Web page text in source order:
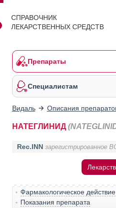
СПРАВОЧНИК
ЛЕКАРСТВЕННЫХ СРЕДСТВ
Препараты
Специалистам
Видаль Описания
НАТЕГЛИНИД
Rec.INN зарегистрированное
Фармакологическое действие
Показания препарата